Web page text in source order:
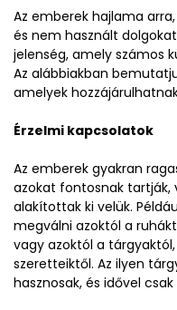
Az emberek hajlama
és nem használt
jelenség, amely számos
Az alábbiakban
amelyek
Érzelmi kapcsolatok
Az emberek gyakran
azokat fontosnak tartják,
alakítottak ki velük.
megválni azoktól a
vagy azoktól a
szeretteiktől. Az ilyen
hasznosak, és idővel